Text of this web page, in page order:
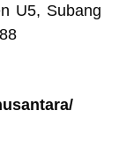
U5, Subang